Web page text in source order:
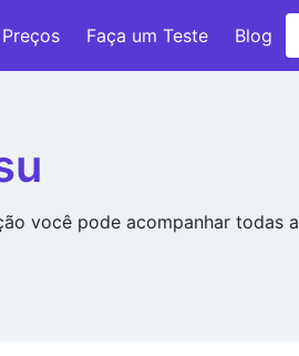
Faça um Teste Blog
você pode acompanhar todas